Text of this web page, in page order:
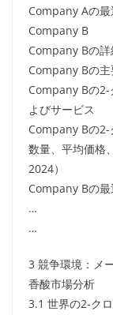
Company Aの
Company B
Company Bの詳
Company Bの
Company Bの2-
よびサービス
Company Bの2-
数量、平均価格
2024）
Company Bの
…
…
3 競争環境：メ
香酸市場分析
3.1 世界の2-ク